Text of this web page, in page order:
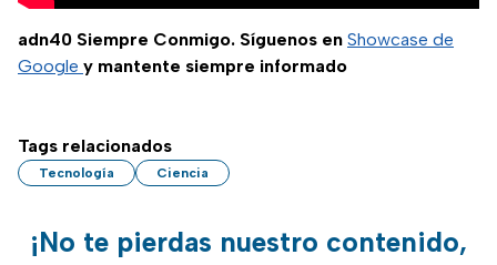
adn40 Siempre Conmigo. Síguenos en Showcase de
Google y mantente siempre informado
Tags relacionados
Tecnología Ciencia
¡No te pierdas nuestro contenido,